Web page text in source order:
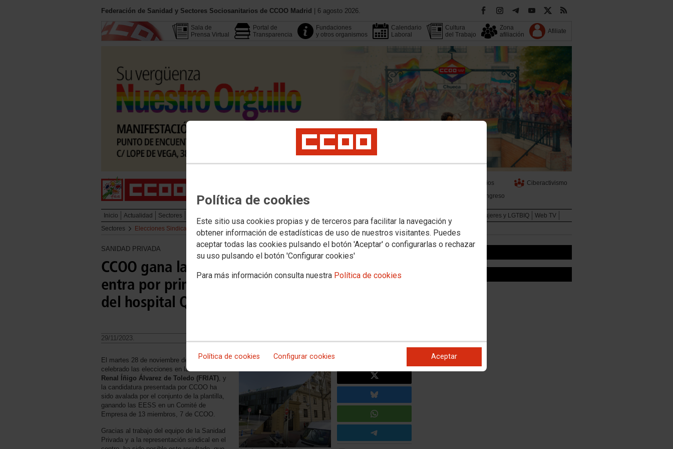
Política de cookies
Este sitio usa cookies propias y de terceros para facilitar la navegación y
obtener información de estadísticas de uso de nuestros visitantes. Puedes
aceptar todas las cookies pulsando el botón 'Aceptar' o configurarlas o rechazar
su uso pulsando el botón 'Configurar cookies'
Para más información consulta nuestra Política de cookies
Política de cookies Configurar cookies Aceptar
Federación de Sanidad y Sectores Sociosanitarios de CCOO Madrid | 6 agosto 2026.
Sala de
Prensa Virtual
Portal de
Transparencia
Fundaciones
y otros organismos
Calendario
Laboral
Cultura
del Trabajo
Zona
afiliación
Afiliate
Servicios
Ciberactivismo
13 Congreso
Inicio Actualidad Sectores Mujeres y LGTBIQ
Web TV
Sectores
Elecciones Sindicales
SANIDAD PRIVADA
CCOO gana las elecciones sindicales en FRIAT y
entra por primera vez en el Comité de Empresa
del hospital Quirón Madrid Pozuelo
29/11/2023.
El martes 28 de noviembre de 2023 se han
celebrado las elecciones en la
Renal Íñigo Álvarez de Toledo (FRIAT) , y
la candidatura presentada por CCOO ha
sido avalada por el conjunto de la plantilla,
ganando las EESS en un Comité de
Empresa de 13 miembros, 7 de CCOO.
Gracias al trabajo del equipo de la Sanidad
Privada y a la representación sindical en el